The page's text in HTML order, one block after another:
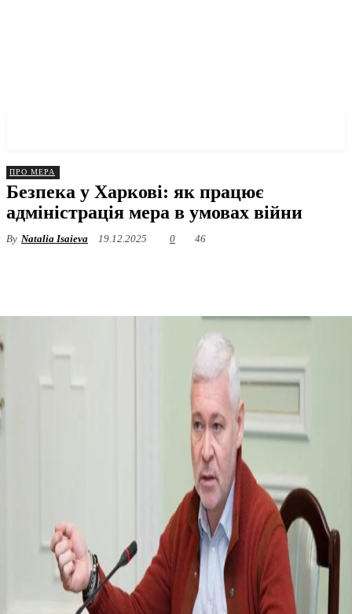
ПРО МЕРА
Безпека у Харкові: як працює
адміністрація мера в умовах війни
By Natalia Isaieva 19.12.2025 0 46